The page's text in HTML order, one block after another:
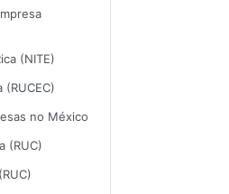
(NITE)
no México
(RUC)